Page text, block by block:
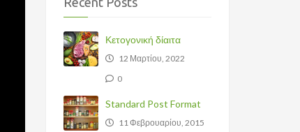
Κετογονική δίαιτα
12 Μαρτίου, 2022
0
Standard Post Format
11 Φεβρουαρίου, 2015